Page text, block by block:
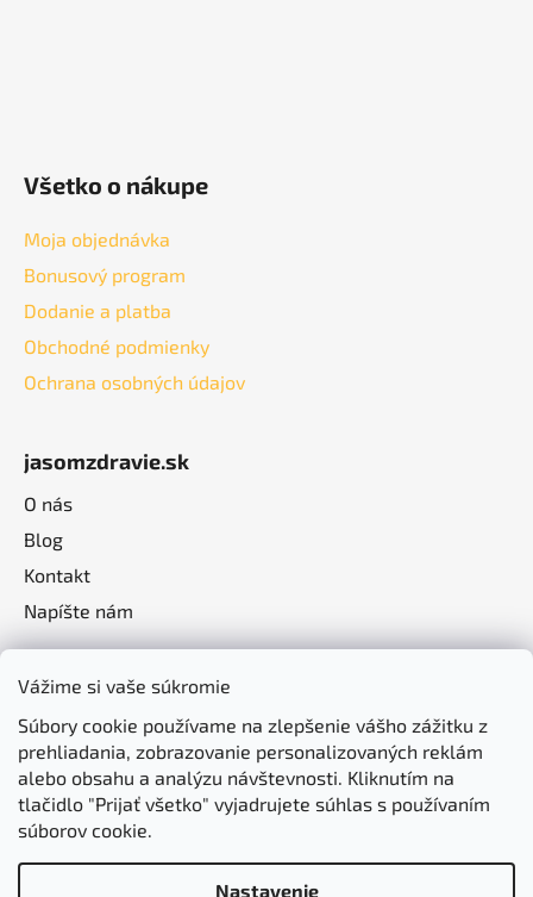
Vážime si vaše súkromie
Súbory cookie používame na zlepšenie vášho zážitku z
prehliadania, zobrazovanie personalizovaných reklám
alebo obsahu a analýzu návštevnosti. Kliknutím na
tlačidlo "Prijať všetko" vyjadrujete súhlas s používaním
súborov cookie.
Nastavenie
Všetko o nákupe
Moja objednávka
Bonusový program
Dodanie a platba
Obchodné podmienky
Ochrana osobných údajov
jasomzdravie.sk
O nás
Blog
Kontakt
Napíšte nám